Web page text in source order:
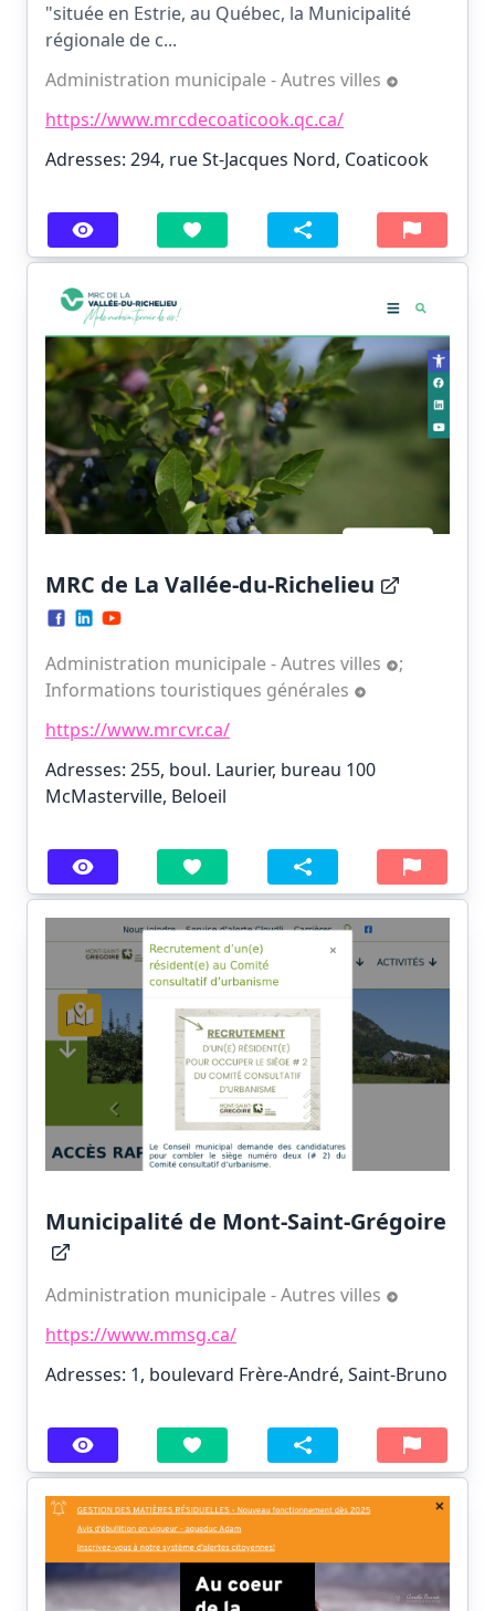
"située en Estrie, au Québec, la Municipalité
régionale de c...
Administration municipale - Autres villes
https://www.mrcdecoaticook.qc.ca/
Adresses: 294, rue St-Jacques Nord, Coaticook
MRC de La Vallée-du-Richelieu
Administration municipale - Autres villes
;
Informations touristiques générales
https://www.mrcvr.ca/
Adresses: 255, boul. Laurier, bureau 100
McMasterville, Beloeil
Municipalité de Mont-Saint-Grégoire
Administration municipale - Autres villes
https://www.mmsg.ca/
Adresses: 1, boulevard Frère-André, Saint-Bruno